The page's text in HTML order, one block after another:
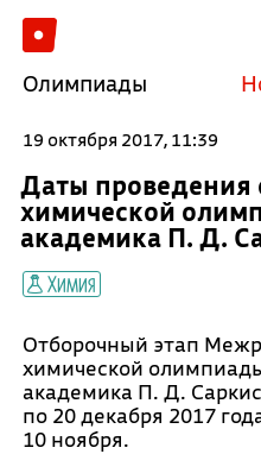
Олимпиады
19 октября 2017, 11:39
Даты проведения
химической
академика П. Д.
Химия
Отборочный этап
химической
академика П. Д.
по 20 декабря 2017
10 ноября.